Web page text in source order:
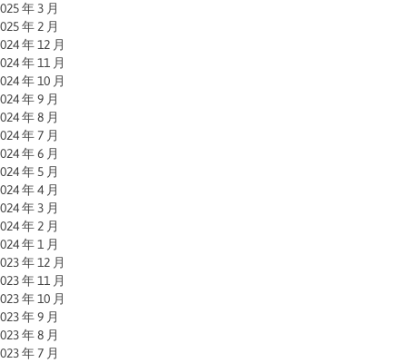
年 3 月
年 2 月
年 12 月
年 11 月
年 10 月
年 9 月
年 8 月
年 7 月
年 6 月
年 5 月
年 4 月
年 3 月
年 2 月
年 1 月
年 12 月
年 11 月
年 10 月
年 9 月
年 8 月
年 7 月